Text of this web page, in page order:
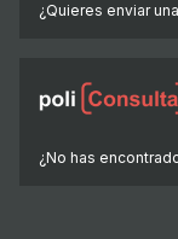
¿Quieres enviar
¿No has